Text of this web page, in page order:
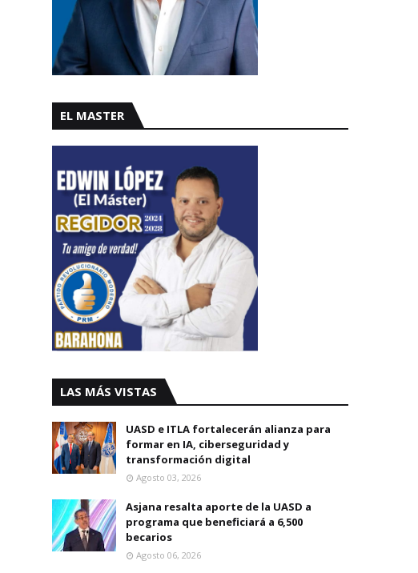
EL MASTER
LAS MÁS VISTAS
UASD e ITLA fortalecerán alianza para
formar en IA, ciberseguridad y
transformación digital
Agosto 03, 2026
Asjana resalta aporte de la UASD a
programa que beneficiará a 6,500
becarios
Agosto 06, 2026